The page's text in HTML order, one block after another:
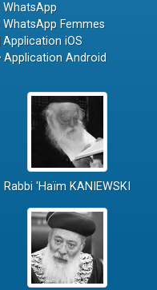
WhatsApp
WhatsApp Femmes
Application iOS
Application Android
Rabbi 'Haïm KANIEWSKI